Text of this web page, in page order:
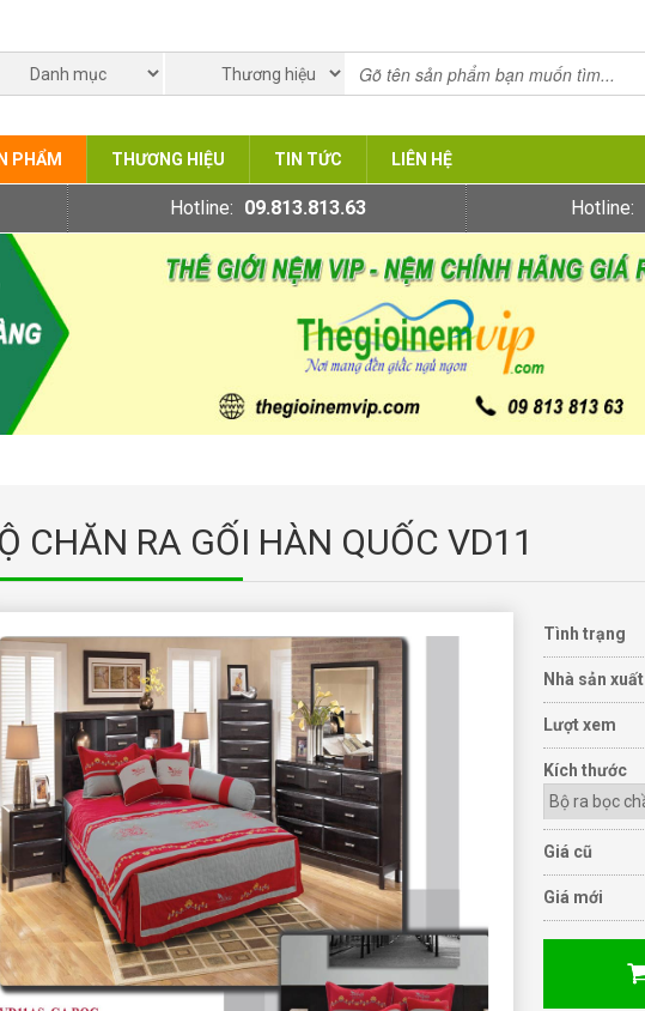
PHẨM THƯƠNG HIỆU TIN TỨC LIÊN HỆ
Hotline: 09.813.813.63 Hotline:
CHĂN RA GỐI HÀN QUỐC VD11
Tình trạng
Nhà sản xuất
Lượt xem
Kích thước
Giá cũ
Giá mới